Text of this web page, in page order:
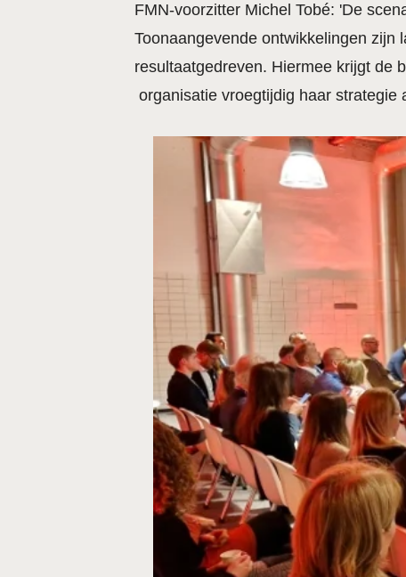
FMN-voorzitter Michel Tobé: 'De
Toonaangevende ontwikkelingen zijn
resultaatgedreven. Hiermee krijgt de
organisatie vroegtijdig haar strategie